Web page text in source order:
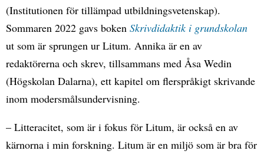
(Institutionen för tillämpad utbildningsvetenskap).
Sommaren 2022 gavs boken Skrivdidaktik i grundskolan
ut som är sprungen ur Litum. Annika är en av
redaktörerna och skrev, tillsammans med Åsa Wedin
(Högskolan Dalarna), ett kapitel om flerspråkigt skrivande
inom modersmålsundervisning.
– Litteracitet, som är i fokus för Litum, är också en av
kärnorna i min forskning. Litum är en miljö som är bra för